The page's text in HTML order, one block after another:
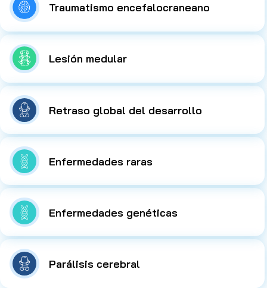
Traumatismo encefalocraneano
Lesión medular
Retraso global del desarrollo
Enfermedades raras
Enfermedades genéticas
Parálisis cerebral